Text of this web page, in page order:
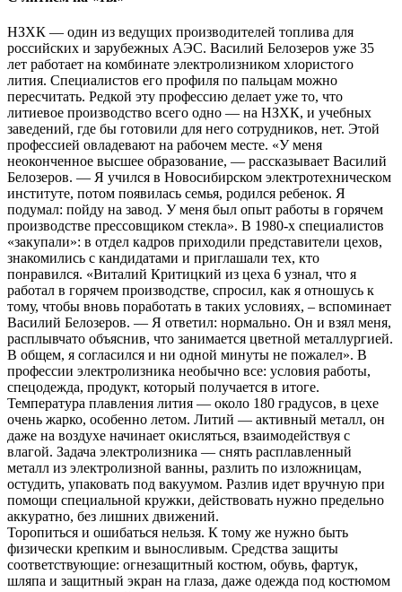
НЗХК — один из ведущих производителей топлива для
российских и зарубежных АЭС. Василий Белозеров уже 35
лет работает на комбинате электролизником хлористого
лития. Специалистов его профиля по пальцам можно
пересчитать. Редкой эту профессию делает уже то, что
литиевое производство всего одно — на НЗХК, и учебных
заведений, где бы готовили для него сотрудников, нет. Этой
профессией овладевают на рабочем месте. «У меня
неоконченное высшее образование, — рассказывает Василий
Белозеров. — Я учился в Новосибирском электротехническом
институте, потом появилась семья, родился ребенок. Я
подумал: пойду на завод. У меня был опыт работы в горячем
производстве прессовщиком стекла». В 1980-х специалистов
«закупали»: в отдел кадров приходили представители цехов,
знакомились с кандидатами и приглашали тех, кто
понравился. «Виталий Критицкий из цеха 6 узнал, что я
работал в горячем производстве, спросил, как я отношусь к
тому, чтобы вновь поработать в таких условиях, – вспоминает
Василий Белозеров. — Я ответил: нормально. Он и взял меня,
расплывчато объяснив, что занимается цветной металлургией.
В общем, я согласился и ни одной минуты не пожалел». В
профессии электролизника необычно все: условия работы,
спецодежда, продукт, который получается в итоге.
Температура плавления лития — около 180 градусов, в цехе
очень жарко, особенно летом. Литий — активный металл, он
даже на воздухе начинает окисляться, взаимодействуя с
влагой. Задача электролизника — снять расплавленный
металл из электролизной ванны, разлить по изложницам,
остудить, упаковать под вакуумом. Разлив идет вручную при
помощи специальной кружки, действовать нужно предельно
аккуратно, без лишних движений.
Торопиться и ошибаться нельзя. К тому же нужно быть
физически крепким и выносливым. Средства защиты
соответствующие: огнезащитный костюм, обувь, фартук,
шляпа и защитный экран на глаза, даже одежда под костюмом